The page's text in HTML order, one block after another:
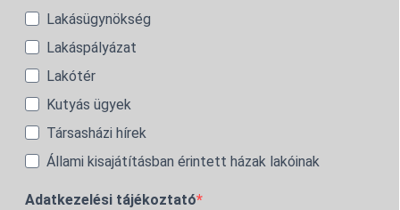
Lakásügynökség
Lakáspályázat
Lakótér
Kutyás ügyek
Társasházi hírek
Állami kisajátításban érintett házak lakóinak
Adatkezelési tájékoztató